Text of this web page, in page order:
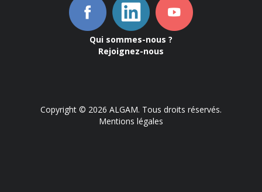
Qui sommes-nous ?
Rejoignez-nous
Copyright © 2026 ALGAM. Tous droits réservés.
Mentions légales